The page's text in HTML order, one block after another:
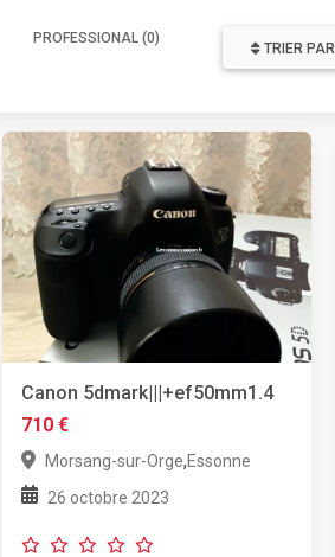
PROFESSIONAL (0)
TRIER PAR
Canon 5dmark|||+ef50mm1.4
710 €
Morsang-sur-Orge,Essonne
26 octobre 2023